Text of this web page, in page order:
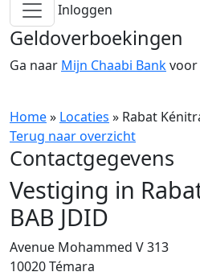
Inloggen
Geldoverboekingen
Ga naar Mijn Chaabi Bankvoor
Home» Locaties » Rabat
Terug naar overzicht
Contactgegevens
Vestiging in
BAB JDID
Avenue Mohammed V 313
10020Témara